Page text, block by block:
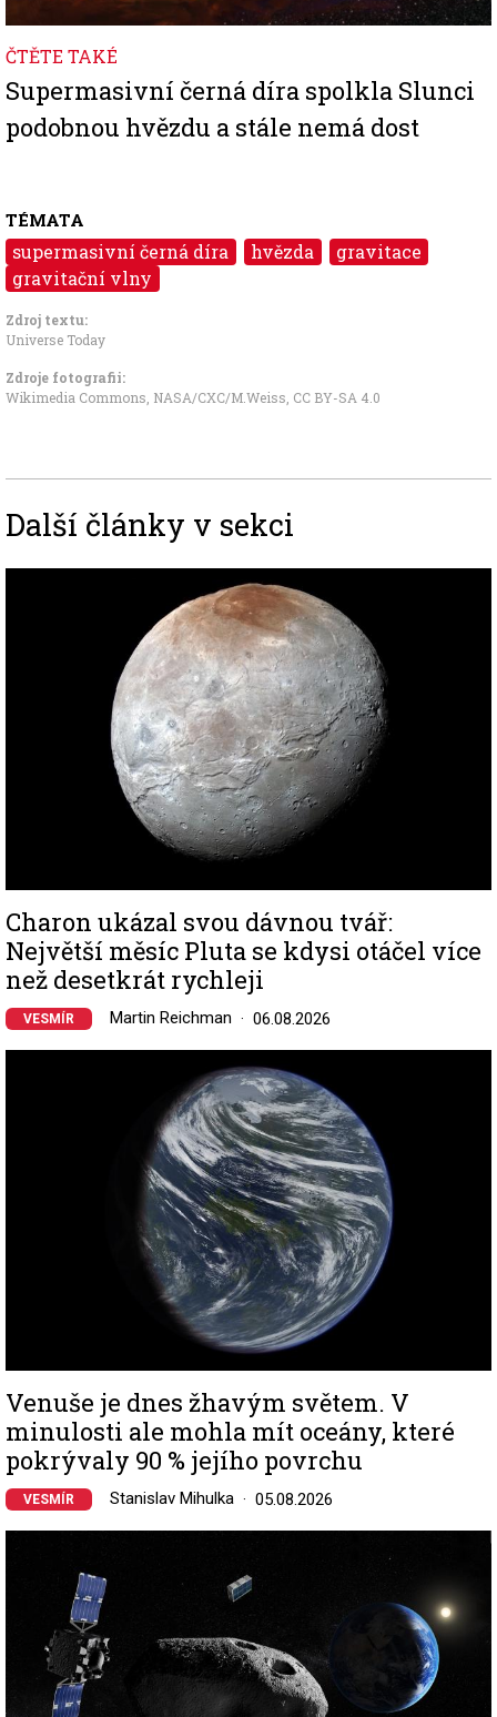
ČTĚTE TAKÉ
Supermasivní černá díra spolkla Slunci
podobnou hvězdu a stále nemá dost
TÉMATA
supermasivní černá díra hvězda
gravitace
gravitační vlny
Zdroj textu:
Universe Today
Zdroje fotografii:
Wikimedia Commons, NASA/CXC/M.Weiss CC BY-SA 4.0
Další články v sekci
Charon ukázal svou dávnou tvář:
Největší měsíc Pluta se kdysi otáčel více
než desetkrát rychleji
VESMÍR Martin Reichman 06.08.2026
Venuše je dnes žhavým světem. V
minulosti ale mohla mít oceány, které
pokrývaly 90 % jejího povrchu
VESMÍR Stanislav Mihulka 05.08.2026